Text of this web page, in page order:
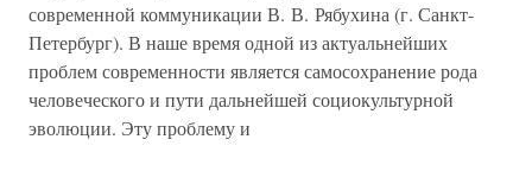
современной коммуникации В. В. Рябухина (г. Санкт-
Петербург). В наше время одной из актуальнейших
проблем современности является самосохранение рода
человеческого и пути дальнейшей социокультурной
эволюции. Эту проблему и